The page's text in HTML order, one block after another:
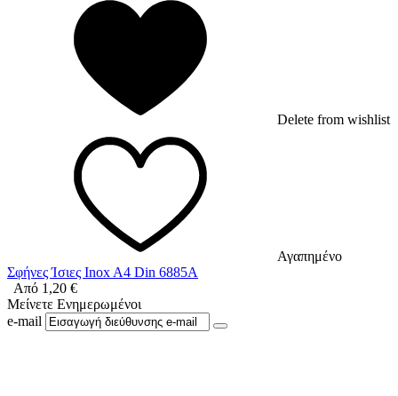
Delete from wishlist
Αγαπημένο
Σφήνες Ίσιες Inox A4 Din 6885A
Από 1,20 €
Μείνετε Ενημερωμένοι
e-mail